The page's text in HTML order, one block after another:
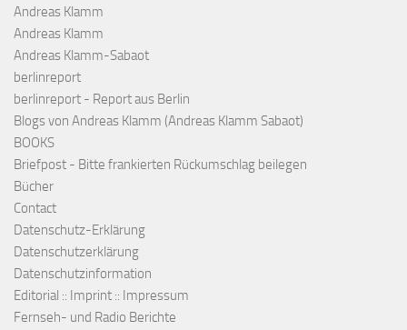
Andreas Klamm
Andreas Klamm
Andreas Klamm-Sabaot
berlinreport
berlinreport - Report aus Berlin
Blogs von Andreas Klamm (Andreas Klamm Sabaot)
BOOKS
Briefpost - Bitte frankierten Rückumschlag beilegen
Bücher
Contact
Datenschutz-Erklärung
Datenschutzerklärung
Datenschutzinformation
Editorial :: Imprint :: Impressum
Fernseh- und Radio Berichte